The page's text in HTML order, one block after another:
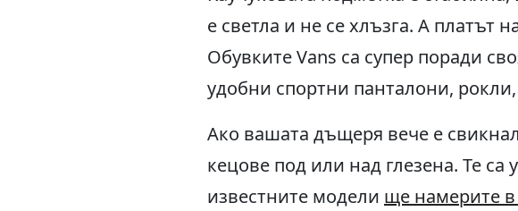
е светла и не се хлъзга. А платът
Обувките Vans са супер поради
удобни спортни панталони,
Ако вашата дъщеря вече е
кецове под или над глезена. Те
известните модели ще намерите в